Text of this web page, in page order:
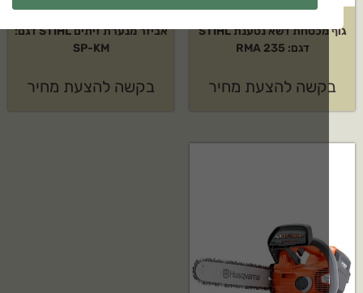
גוף מכסחת דשא נטענת STIHL
להצעת מחיר
אביזר מנערת זיתים STIHL דגם:
SP-KM
בקשה להצעת מחיר